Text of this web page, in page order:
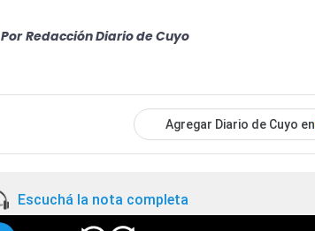
Por Redacción Diario de Cuyo
Agregar Diario de Cuyo en
Escuchá la nota completa